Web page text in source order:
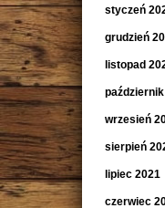
styczeń
grudzień
listopad
wrzesień
sierpień
lipiec 2021
czerwiec